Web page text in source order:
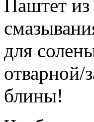
Паштет из
для
отварной/
блины!